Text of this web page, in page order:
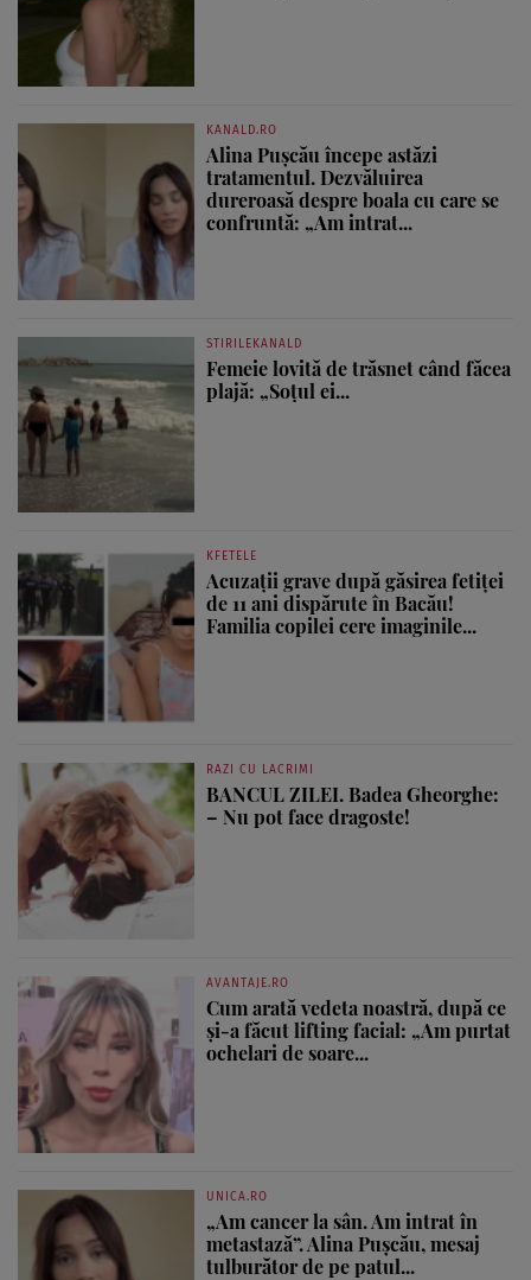
KANALD.RO
Alina Pușcău începe astăzi
tratamentul. Dezvăluirea
dureroasă despre boala cu care se
confruntă: „Am intrat...
STIRILEKANALD
Femeie lovită de trăsnet când făcea
plajă: „Soțul ei...
KFETELE
Acuzații grave după găsirea fetiței
de 11 ani dispărute în Bacău!
Familia copilei cere imaginile...
RAZI CU LACRIMI
BANCUL ZILEI. Badea Gheorghe:
– Nu pot face dragoste!
AVANTAJE.RO
Cum arată vedeta noastră, după ce
și-a făcut lifting facial: „Am purtat
ochelari de soare...
UNICA.RO
„Am cancer la sân. Am intrat în
metastază”. Alina Pușcău, mesaj
tulburător de pe patul...